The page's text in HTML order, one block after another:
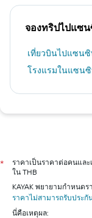
จองทริปไปแซ
เที่ยวบินไปแซนซิ
โรงแรมในแซน
*
ราคาเป็นราคาต่อคนแล
ใน THB
KAYAK พยายามกำหนด
ราคาไม่สามารถรับประกั
นี่คือเหตุผล: